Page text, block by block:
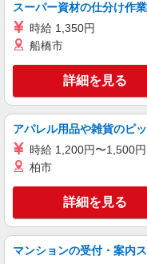
静
株式会社kotrio /●SZ-H-
給相談
時給
静岡
キープ
スーパー資材の仕分け作
時給 1,350円
船橋市
詳細を見る
アパレル用品や雑貨のピ
時給 1,200円〜1,500円
柏市
詳細を見る
マンションの受付・案内